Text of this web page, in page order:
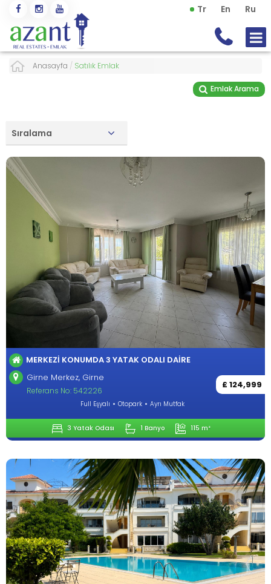
Tr En Ru
Anasayfa / Satılık Emlak
Emlak Arama
Sıralama
MERKEZI KONUMDA 3 YATAK ODALI DAIRE
Girne Merkez, Girne
£ 124,999
Referans No: 542226
Full Eşyalı Otopark Ayrı Mutfak
3 Yatak Odası 1 Banyo 115 m²